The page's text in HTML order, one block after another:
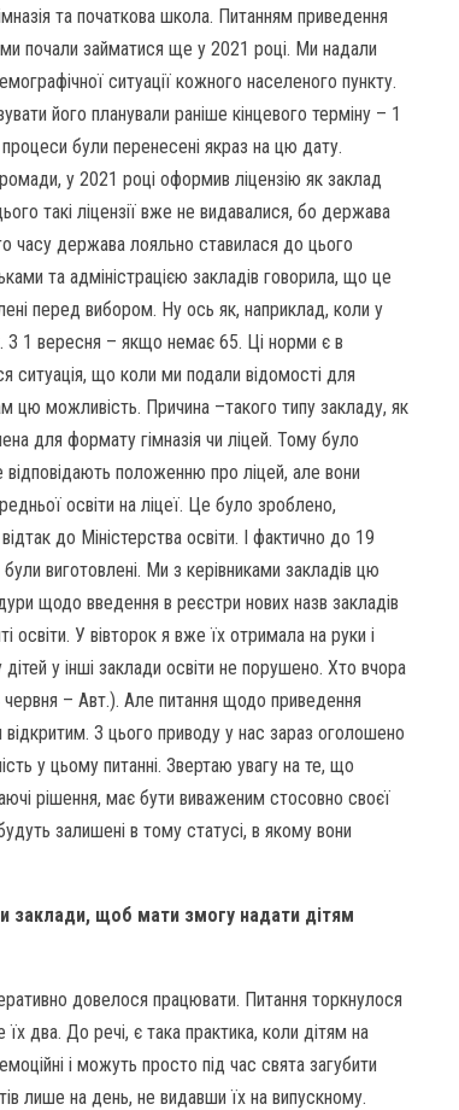
та початкова школа. Питанням приведення
ми почали займатися ще у 2021 році. Ми надали
ситуації кожного населеного пункту.
його планували раніше кінцевого терміну – 1
були перенесені якраз на цю дату.
у 2021 році оформив ліцензію як заклад
такі ліцензії вже не видавалися, бо держава
часу держава лояльно ставилася до цього
та адміністрацією закладів говорила, що це
перед вибором. Ну ось як, наприклад, коли у
З 1 вересня – якщо немає 65. Ці норми є в
ситуація, що коли ми подали відомості для
цю можливість. Причина –такого типу закладу, як
для формату гімназія чи ліцей. Тому було
положенню про ліцей, але вони
освіти на ліцеї. Це було зроблено,
до Міністерства освіти. І фактично до 19
виготовлені. Ми з керівниками закладів цю
щодо введення в реєстри нових назв закладів
освіти. У вівторок я вже їх отримала на руки і
у інші заклади освіти не порушено. Хто вчора
– Авт.). Але питання щодо приведення
відкритим. З цього приводу у нас зараз оголошено
у цьому питанні. Звертаю увагу на те, що
рішення, має бути виваженим стосовно своєї
залишені в тому статусі, в якому вони
заклади, щоб мати змогу надати дітям
довелося працювати. Питання торкнулося
два. До речі, є така практика, коли дітям на
і можуть просто під час свята загубити
лише на день, не видавши їх на випускному.